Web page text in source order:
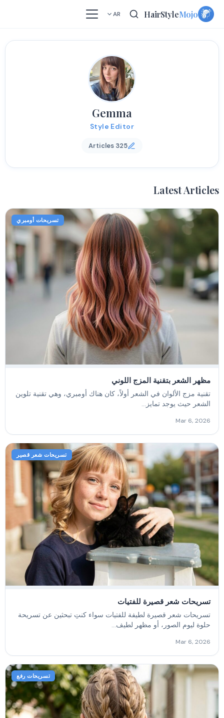
Skip
HairStyleMojo
AR
Gemma
Style Editor
325 Articles
Latest Articles
تسريحات أومبري
مظهر الشعر بتقنية المزج اللوني
تقنية مزج الألوان في الشعر أولاً، كان هناك أومبري، وهي تقنية تلوين
الشعر حيث يوجد تمايز...
Mar 6, 2026
تسريحات شعر قصير
تسريحات شعر قصيرة للفتيات
تسريحات شعر قصيرة لطيفة للفتيات سواء كنتِ تبحثين عن تسريحة
حلوة ليوم الصور، أو مظهر لطيف...
Mar 6, 2026
تسريحات رفع